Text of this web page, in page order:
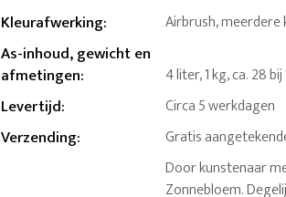
Kleurafwerking: Airbrush, meerdere
As-inhoud, gewicht en
afmetingen: 4 liter, 1 kg, ca. 28
Levertijd: Circa 5 werkdagen
Verzending: Gratis
Door kunstenaar
Zonnebloem.